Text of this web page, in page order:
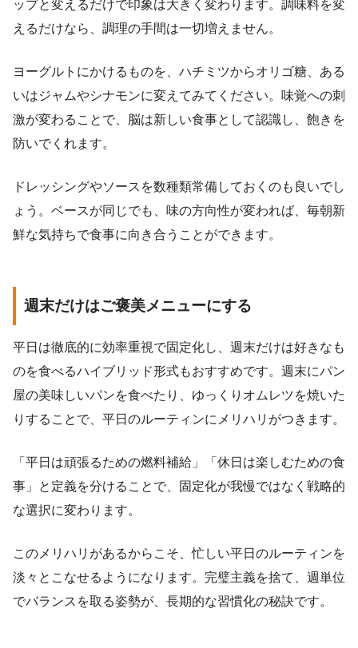
ップと変えるだけで印象は大きく変わります。調味料を変
えるだけなら、調理の手間は一切増えません。
ヨーグルトにかけるものを、ハチミツからオリゴ糖、ある
いはジャムやシナモンに変えてみてください。味覚への刺
激が変わることで、脳は新しい食事として認識し、飽きを
防いでくれます。
ドレッシングやソースを数種類常備しておくのも良いでし
ょう。ベースが同じでも、味の方向性が変われば、毎朝新
鮮な気持ちで食事に向き合うことができます。
週末だけはご褒美メニューにする
平日は徹底的に効率重視で固定化し、週末だけは好きなも
のを食べるハイブリッド形式もおすすめです。週末にパン
屋の美味しいパンを食べたり、ゆっくりオムレツを焼いた
りすることで、平日のルーティンにメリハリがつきます。
「平日は頑張るための燃料補給」「休日は楽しむための食
事」と定義を分けることで、固定化が我慢ではなく戦略的
な選択に変わります。
このメリハリがあるからこそ、忙しい平日のルーティンを
淡々とこなせるようになります。完璧主義を捨て、週単位
でバランスを取る姿勢が、長期的な習慣化の秘訣です。